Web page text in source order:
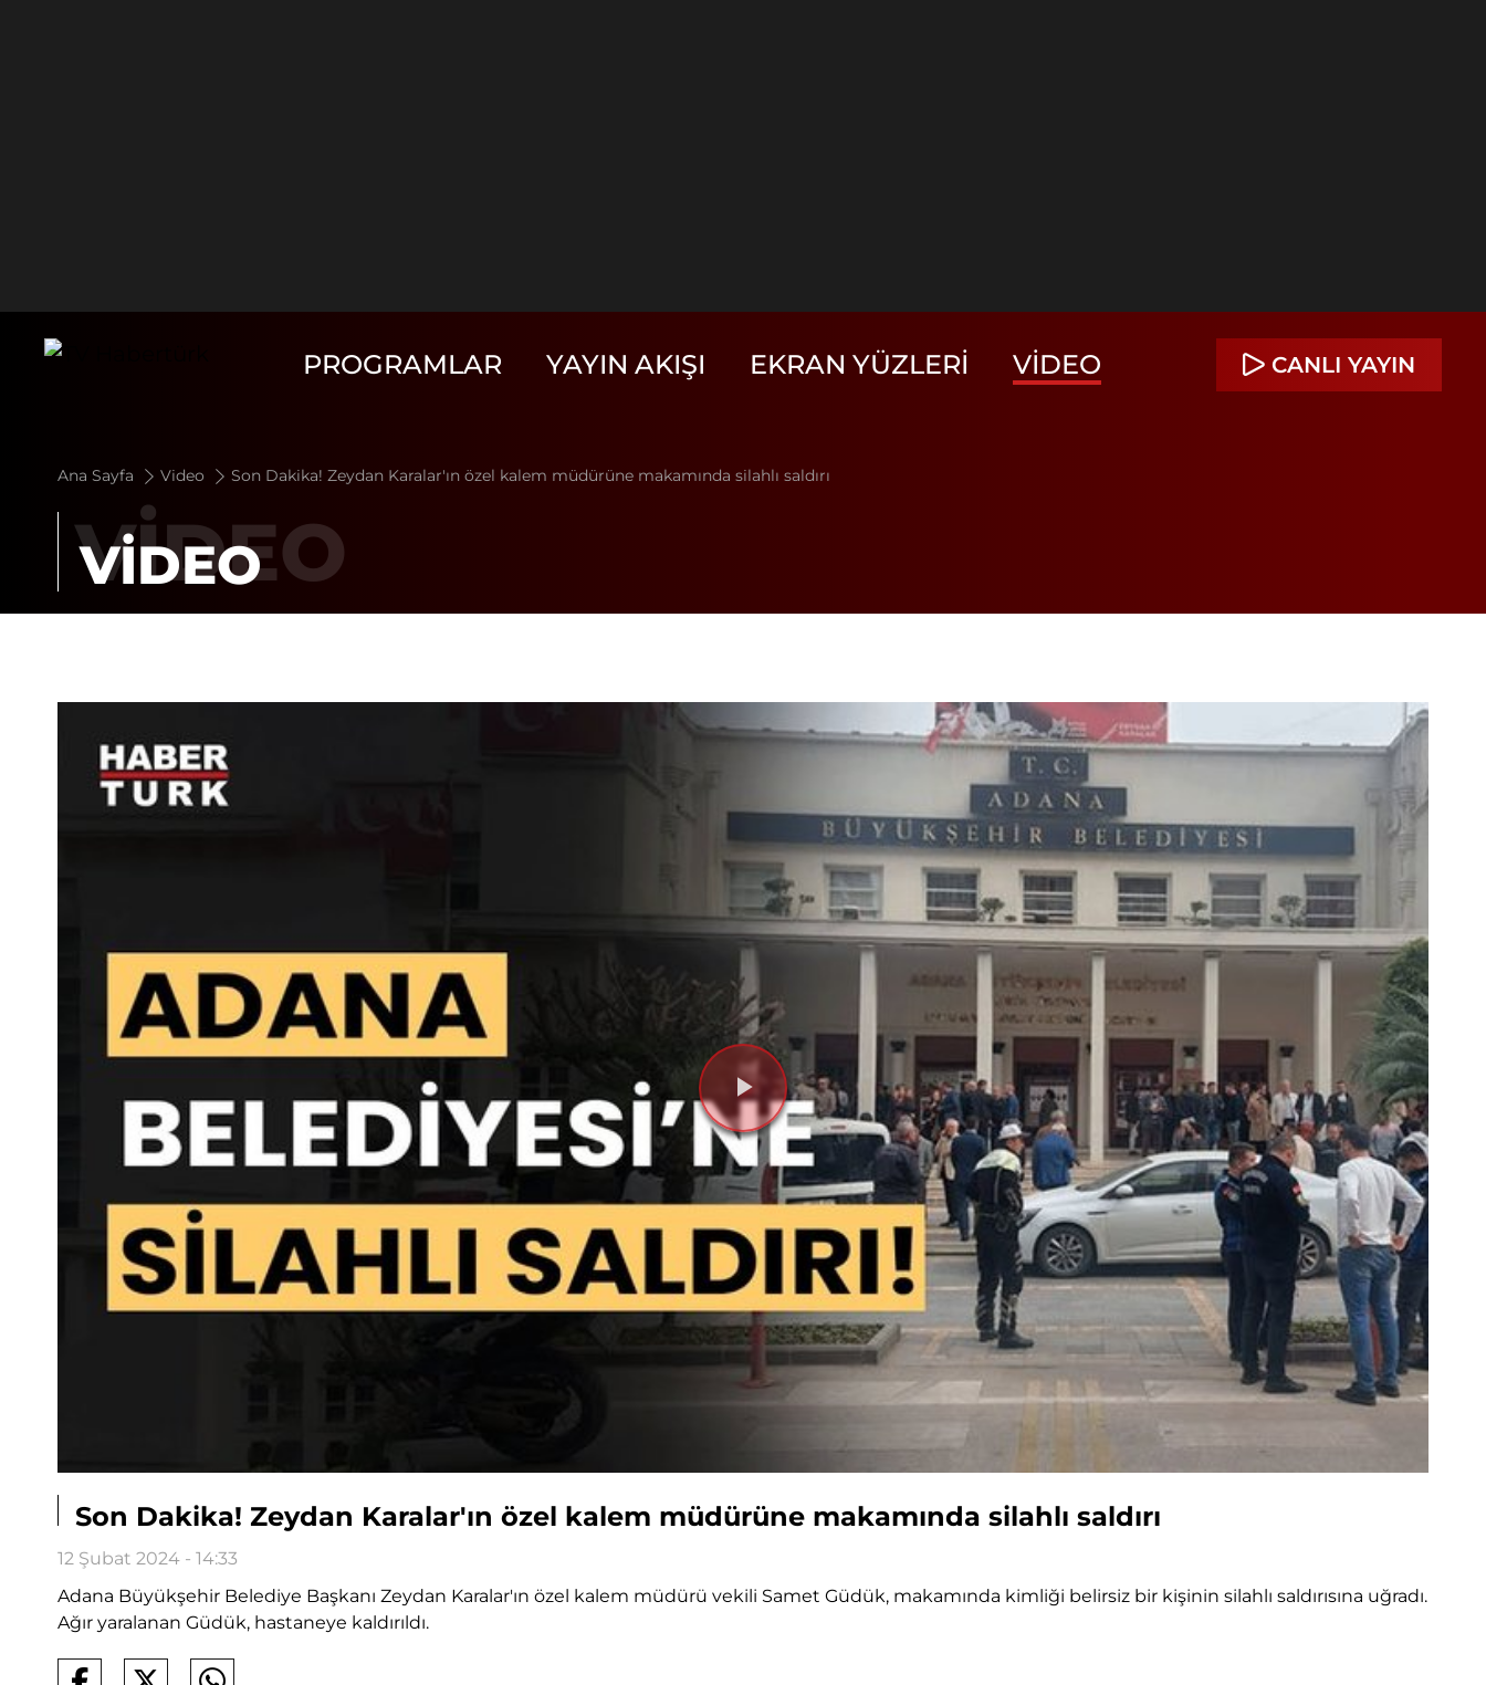
PROGRAMLAR YAYIN AKIŞI EKRAN YÜZLERI VIDEO CANLI YAYIN
Ana Sayfa Video Son Dakika! Zeydan Karalar'ın özel kalem müdürüne makamında silahlı saldırı
VİDEO
Videoyu
Oynat
Son Dakika! Zeydan Karalar'ın özel kalem müdürüne makamında silahlı saldırı
12 Şubat 2024 - 14:33
Adana Büyükşehir Belediye Başkanı Zeydan Karalar'ın özel kalem müdürü vekili Samet Güdük, makamında kimliği belirsiz bir kişinin silahlı saldırısına uğradı.
Ağır yaralanan Güdük, hastaneye kaldırıldı.